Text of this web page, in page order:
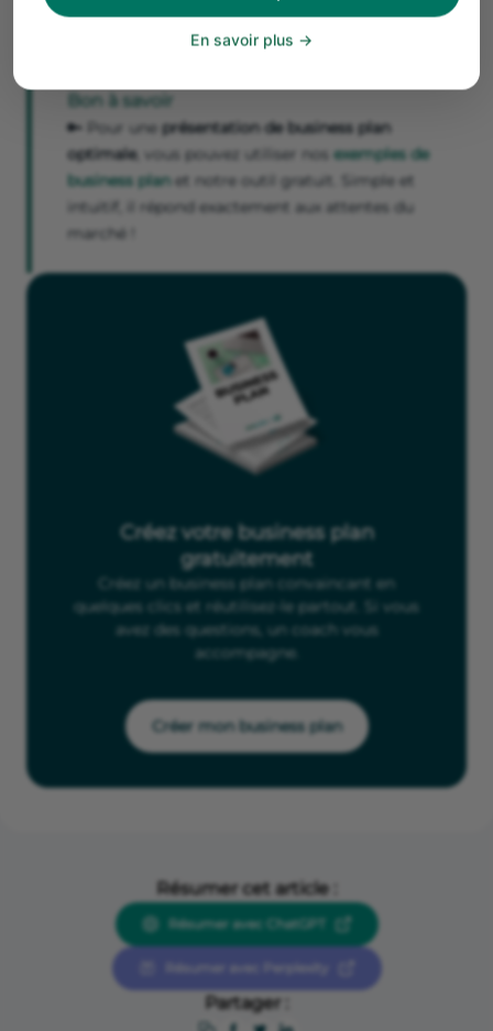
En savoir plus
visuels pour illustrer votre business plan parmi des
centaines de designs différents.
Bon à savoir
🔑 Pour une présentation de business plan
optimale, vous pouvez utiliser nos exemples de
business planet notre outil gratuit. Simple et
intuitif, il répond exactement aux attentes du
marché !
Créez votre business plan
gratuitement
Créez un business plan convaincant en
quelques clics et réutilisez-le partout. Si vous
avez des questions, un coach vous
accompagne.
Créer mon business plan
Résumer cet article :
Résumer avec ChatGPT
Résumer avec Perplexity
Partager :